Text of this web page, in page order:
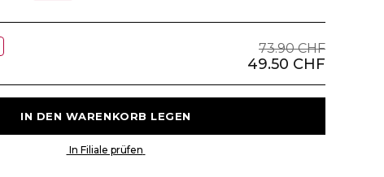
73.90 CHF
49.50 CHF